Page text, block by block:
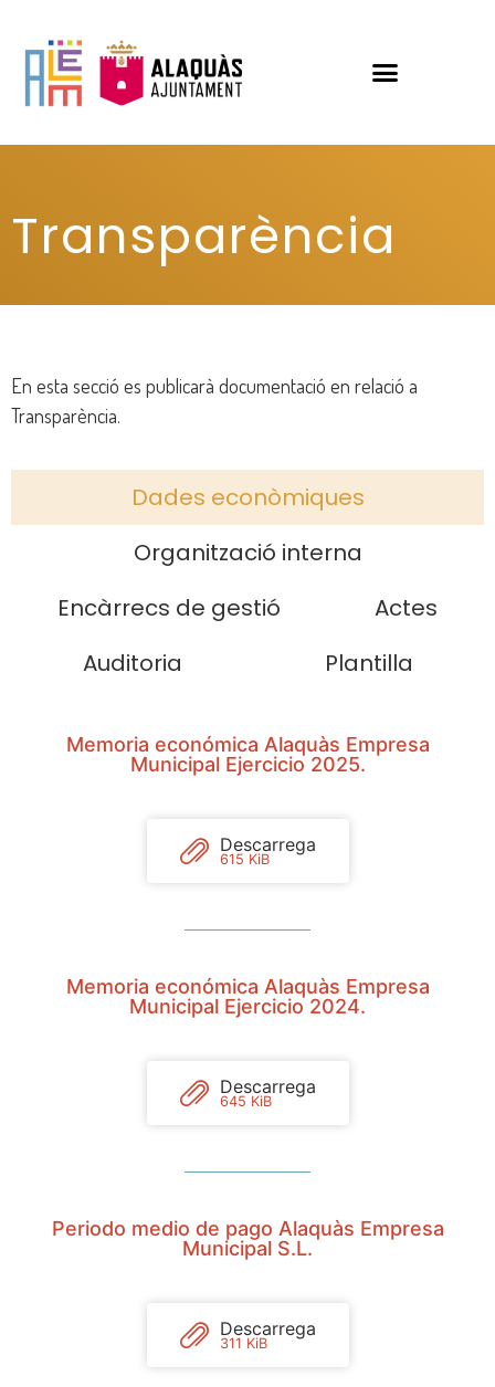
Transparència
En esta secció es publicarà documentació en relació a
Transparència.
Dades econòmiques
Organització interna
Encàrrecs de gestió
Actes
Auditoria
Plantilla
Memoria económica Alaquàs Empresa
Municipal Ejercicio 2025.
Descarrega
615 KiB
Memoria económica Alaquàs Empresa
Municipal Ejercicio 2024.
Descarrega
645 KiB
Periodo medio de pago Alaquàs Empresa
Municipal S.L.
Descarrega
311 KiB